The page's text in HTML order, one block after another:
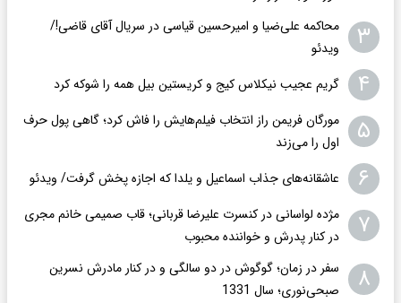
۳
محاکمه علی‌ضیا و امیرحسین قیاسی در سریال آقای قاضی!/
ویدئو
۴ گریم عجیب نیکلاس کیج و کریستین بیل همه را شوکه کرد
۵
مورگان فریمن راز انتخاب فیلم‌هایش را فاش کرد؛ گاهی پول حرف
اول را می‌زند
۶ عاشقانه‌های جذاب اسماعیل و یلدا که اجازه پخش گرفت/ ویدئو
۷
مژده لواسانی در کنسرت علیرضا قربانی؛ قاب صمیمی خانم مجری
در کنار پدرش و خواننده محبوب
۸
سفر در زمان؛ گوگوش در دو سالگی و در کنار مادرش نسرین
صبحی‌نوری؛ سال 1331